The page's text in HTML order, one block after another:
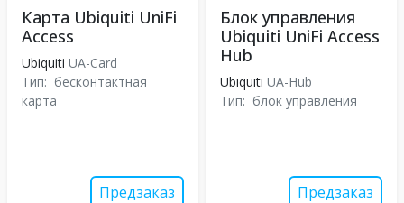
Карта Ubiquiti UniFi
Access
Ubiquiti UA-Card
Тип: бесконтактная
карта
Предзаказ
Блок управления
Ubiquiti UniFi Access
Hub
Ubiquiti UA-Hub
Тип: блок управления
Предзаказ